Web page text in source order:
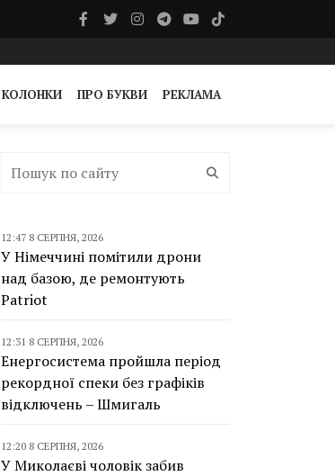
КОЛОНКИ ПРО БУКВИ РЕКЛАМА
12:47 8 СЕРПНЯ, 2026
У Німеччині помітили дрони
над базою, де ремонтують
Patriot
12:31 8 СЕРПНЯ, 2026
Енергосистема пройшла період
рекордної спеки без графіків
відключень – Шмигаль
12:20 8 СЕРПНЯ, 2026
У Миколаєві чоловік забив